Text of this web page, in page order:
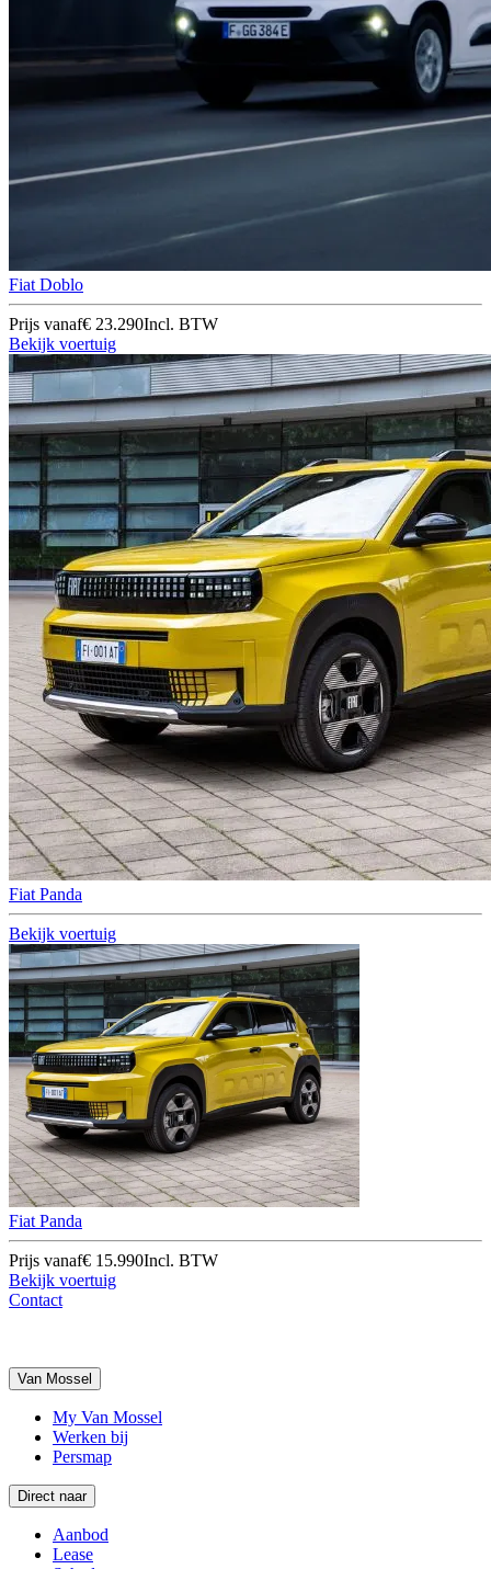
Fiat Doblo
Prijs vanaf€ 23.290Incl. BTW
Bekijk voertuig
Fiat Panda
Bekijk voertuig
Fiat Panda
Prijs vanaf€ 15.990Incl. BTW
Bekijk voertuig
Contact
Van Mossel
My Van Mossel
Werken bij
Persmap
Direct naar
Aanbod
Lease